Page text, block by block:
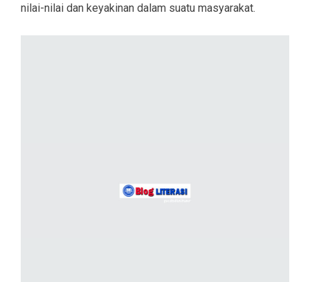
nilai-nilai dan keyakinan dalam suatu masyarakat.